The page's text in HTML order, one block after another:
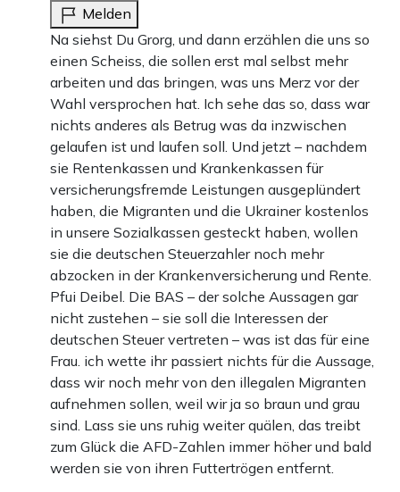
Melden
Na siehst Du Grorg, und dann erzählen die uns so
einen Scheiss, die sollen erst mal selbst mehr
arbeiten und das bringen, was uns Merz vor der
Wahl versprochen hat. Ich sehe das so, dass war
nichts anderes als Betrug was da inzwischen
gelaufen ist und laufen soll. Und jetzt – nachdem
sie Rentenkassen und Krankenkassen für
versicherungsfremde Leistungen ausgeplündert
haben, die Migranten und die Ukrainer kostenlos
in unsere Sozialkassen gesteckt haben, wollen
sie die deutschen Steuerzahler noch mehr
abzocken in der Krankenversicherung und Rente.
Pfui Deibel. Die BAS – der solche Aussagen gar
nicht zustehen – sie soll die Interessen der
deutschen Steuer vertreten – was ist das für eine
Frau. ich wette ihr passiert nichts für die Aussage,
dass wir noch mehr von den illegalen Migranten
aufnehmen sollen, weil wir ja so braun und grau
sind. Lass sie uns ruhig weiter quälen, das treibt
zum Glück die AFD-Zahlen immer höher und bald
werden sie von ihren Futtertrögen entfernt.